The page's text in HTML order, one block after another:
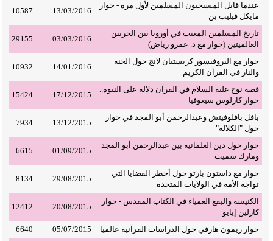
عندما قابل المسيحيون المسلمين لأول مرة - حوار
مايكل فيليب بن
13/03/2016
10587
تاريخ المسلمين المغيب في أوروبا بين الحربين
العالميتين (حوار مع د. عمرو رياض)
03/03/2016
29155
حوار مع البروفيسور كريستيان لانج حول الجنة
والنار في القرآن الكريم
14/01/2016
10932
قصة نوح عليه السلام في القرآن دلالة على النبوة..
حوار كارلوس سيغوفيا
17/12/2015
15424
بافل بافلوفيتش وعبدالرحمن أبو المجد في حوار
حول "الكلالة"
13/12/2015
7934
حوار حول دين العلمانية بين عبدالرحمن أبو المجد
ومارك سميث
01/09/2015
6615
حوار مع داستون بارتو حول أخطر القضايا التي
تواجه الأمة في الولايات المتحدة
29/08/2015
8134
الكنيسة والبقع العمياء في الكتاب المقدس - حوار
كارلين إيايو
20/08/2015
12412
حوار ريمون هارفي حول الدراسات القرآنية عالميا 05/07/2015
6640